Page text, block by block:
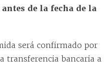
de la fecha de la
será confirmado por
transferencia bancaria a